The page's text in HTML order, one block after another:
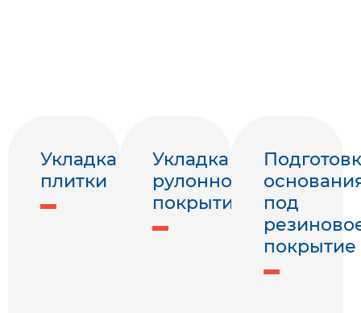
Укладка
плитки
Укладка
рулонного
покрытия
под
покрытие